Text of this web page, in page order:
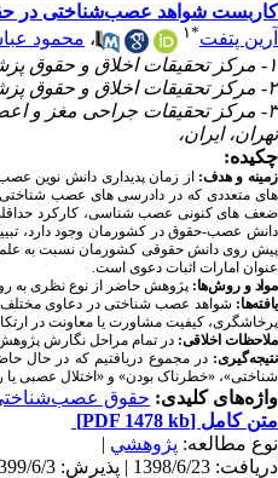
کاربست شواهد عصب‌شناختی در
آرین پتفت*۱ ، محمود
۱- مرکز تحقیقات اخلاق و حقوق پزشکی، دانشگاه علوم پزشکی شهید بهشتی، تهران، ایران
۲- مرکز تحقیقات اخلاق و حقوق پزشکی، دانشگاه علوم پزشکی شهید بهشتی، تهران، ایران،
۳- مرکز تحقیقات جراحی مغز و
تهران، ایران،
چکیده:
زمینه و هدف:از زمان پدیداری دانش نوین
های متعددی که در دادرسی­ های عصب­ شناختی
ضعف­ های کنونی عصب­ شناسی، کارکرد حداقلی
دانش عصب-حقوق در کشورمان وجود دارد،
پیش ­روی دانش حقوقی کشورمان نسبت به علم
عنوان امارات اثبات دعوی است.
مواد و روش‌ها: پژوهش حاضر از نوع نظری به
یافته‌ها: شواهد عصب ­شناختی در دعاوی مختلف
پرخاشگری، کیفیت مشاورت یا معاونت در ارتکاب
ملاحظات اخلاقی: در تمام مراحل نگارش
نتیجه‌گیری: در مجموع دریافتیم که در حال
شناختی»، «خطرناک بودن» و «اختلال عصبی یا
واژه‌های کلیدی: حقوق
متن کامل [PDF 1478 kb]
نوع مطالعه: پژوهشي |
دریافت: 1398/6/23 | پذیرش: 1399/6/3